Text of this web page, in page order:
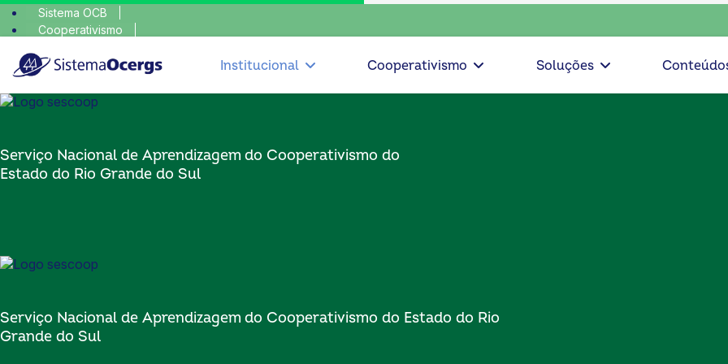
Sistema OCB
Cooperativismo
escolha consciente, escolha o coop • escolha
Institucional
Cooperativismo Soluções
Serviço Nacional de Aprendizagem do Cooperativismo do
Estado do Rio Grande do Sul
Serviço Nacional de Aprendizagem do Cooperativismo do Estado do Rio
Grande do Sul